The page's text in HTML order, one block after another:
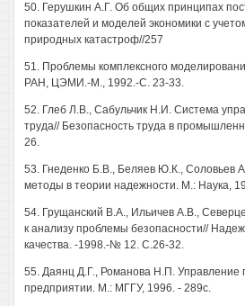
50. Герушкин А.Г. Об общих принципах
показателей и моделей экономики с
природных катастроф//257
51. Проблемы комплексного
РАН, ЦЭМИ.-М., 1992.-С. 23-33.
52. Глеб Л.В., Сабульчик Н.И. Система
труда// Безопасность труда в
26.
53. Гнеденко Б.В., Беляев Ю.К., Соловьев
методы в теории надежности. М.: Наука,
54. Грущанский В.А., Ильичев A.B.,
к анализу проблемы безопасности//
качества. -1998.-№ 12. С.26-32.
55. Даянц Д.Г., Романова Н.П. Управление
предприятии. М.: МГГУ, 1996. - 289с.